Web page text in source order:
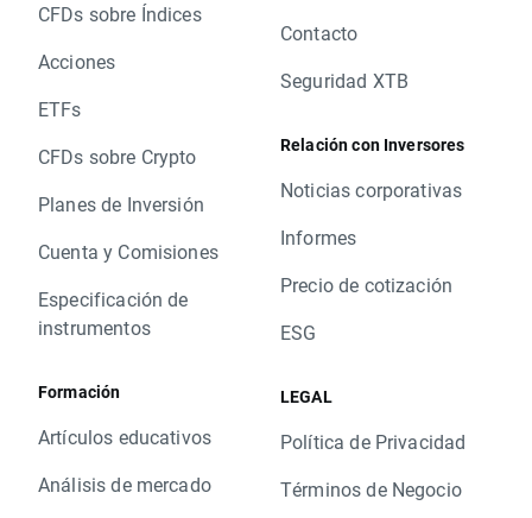
CFDs sobre Índices
Acciones
ETFs
CFDs sobre Crypto
Planes de Inversión
Cuenta y Comisiones
Especificación de
instrumentos
Formación
Artículos educativos
Análisis de mercado
Contacto
Seguridad XTB
Relación con Inversores
Noticias corporativas
Informes
Precio de cotización
ESG
LEGAL
Política de Privacidad
Términos de Negocio